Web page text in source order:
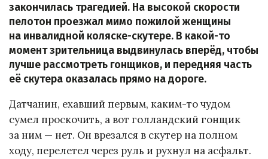
закончилась трагедией. На высокой скорости
пелотон проезжал мимо пожилой женщины
на инвалидной коляске-скутере. В какой-то
момент зрительница выдвинулась вперёд, чтобы
лучше рассмотреть гонщиков, и передняя часть
её скутера оказалась прямо на дороге.
Датчанин, ехавший первым, каким-то чудом
сумел проскочить, а вот голландский гонщик
за ним — нет. Он врезался в скутер на полном
ходу, перелетел через руль и рухнул на асфальт.